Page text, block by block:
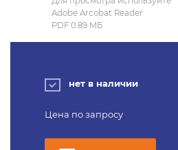
Adobe Arcobat Reader
PDF 0.89 MБ
нет в наличии
Цена по запросу